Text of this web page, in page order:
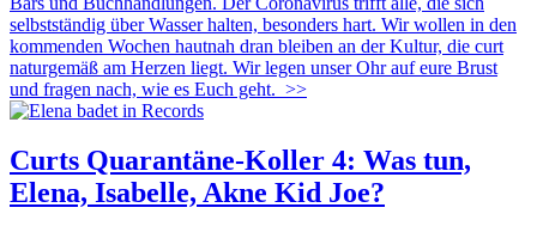
selbstständig über Wasser halten, besonders hart. Wir wollen in den
kommenden Wochen hautnah dran bleiben an der Kultur, die curt
naturgemäß am Herzen liegt. Wir legen unser Ohr auf eure Brust
und fragen nach, wie es Euch geht. >>
Curts Quarantäne-Koller 4: Was tun,
Elena, Isabelle, Akne Kid Joe?